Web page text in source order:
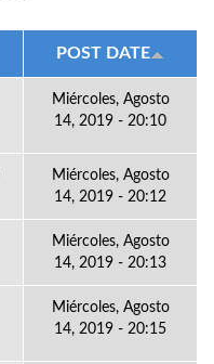
POST DATE
Miércoles, Agosto
14, 2019 - 20:10
Miércoles, Agosto
14, 2019 - 20:12
Miércoles, Agosto
14, 2019 - 20:13
Miércoles, Agosto
14, 2019 - 20:15